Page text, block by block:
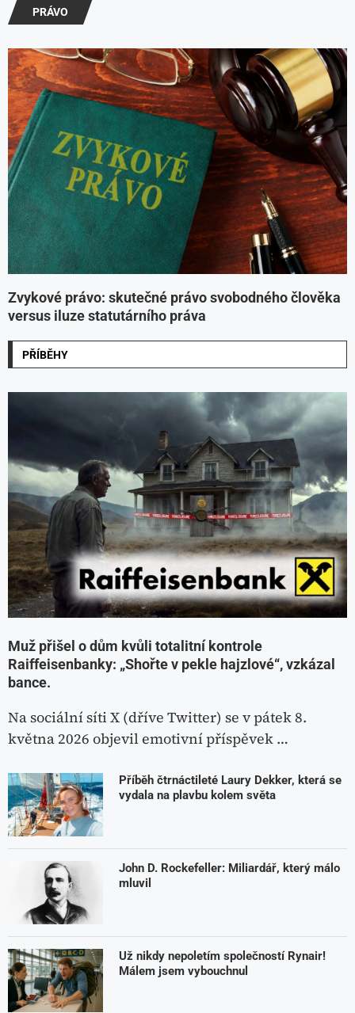
PRÁVO
Zvykové právo: skutečné právo svobodného člověka
versus iluze statutárního práva
PŘÍBĚHY
Muž přišel o dům kvůli totalitní kontrole
Raiffeisenbanky: „Shořte v pekle hajzlové“, vzkázal
bance.
Na sociální síti X (dříve Twitter) se v pátek 8.
května 2026 objevil emotivní příspěvek …
Příběh čtrnáctileté Laury Dekker, která se
vydala na plavbu kolem světa
John D. Rockefeller: Miliardář, který málo
mluvil
Už nikdy nepoletím společností Rynair!
Málem jsem vybouchnul